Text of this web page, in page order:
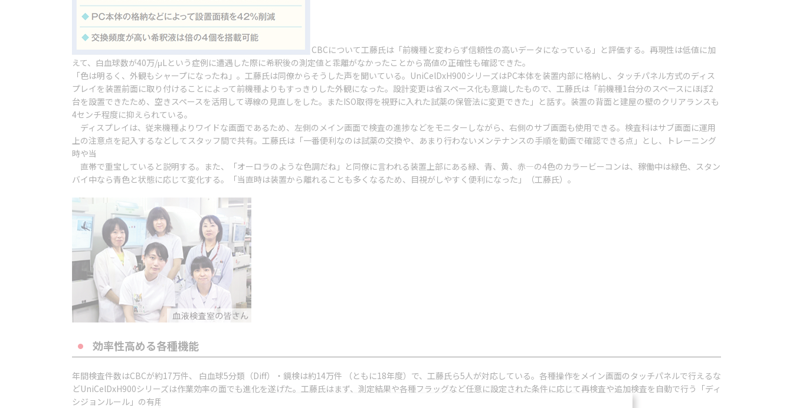
CBCについて工藤氏は「前機種と変わらず信頼性の高いデータになっている」と評価する。再現性は低値に加
えて、白血球数が40万/μLという症例に遭遇した際に希釈後の測定値と乖離がなかったことから高値の正確性も確認できた。
「色は明るく、外観もシャープになったね」。工藤氏は同僚からそうした声を聞いている。UniCelDxH900シリーズはPC本体を装置内部に格納し、タッチパネル方式のディス
プレイを装置前面に取り付けることによって前機種よりもすっきりした外観になった。設計変更は省スペース化も意識したもので、工藤氏は「前機種1台分のスペースにほぼ2
台を設置できたため、空きスペースを活用して導線の見直しをした。またISO取得を視野に入れた試薬の保管法に変更できた」と話す。装置の背面と建屋の壁のクリアランスも
4センチ程度に抑えられている。
ディスプレイは、従来機種よりワイドな画面であるため、左側のメイン画面で検査の進捗などをモニターしながら、右側のサブ画面も使用できる。検査科はサブ画面に運用
上の注意点を記入するなどしてスタッフ間で共有。工藤氏は「一番便利なのは試薬の交換や、あまり行わないメンテナンスの手順を動画で確認できる点」とし、トレーニング
時や当
直帯で重宝していると説明する。また、「オーロラのような色調だね」と同僚に言われる装置上部にある緑、青、黄、赤―の4色のカラービーコンは、稼働中は緑色、スタン
バイ中なら青色と状態に応じて変化する。「当直時は装置から離れることも多くなるため、目視がしやすく便利になった」（工藤氏）。
効率性高める各種機能
年間検査件数はCBCが約17万件、 白血球5分類（Diff）・鏡検は約14万件 （ともに18年度）で、工藤氏ら5人が対応している。各種操作をメイン画面のタッチパネルで行えるな
どUniCelDxH900シリーズは作業効率の面でも進化を遂げた。工藤氏はまず、測定結果や各種フラッグなど任意に設定された条件に応じて再検査や追加検査を自動で行う「ディ
シジョンルール」の有用性を挙 げる。